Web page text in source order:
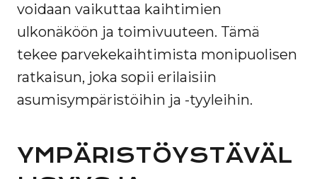
voidaan vaikuttaa kaihtimien
ulkonäköön ja toimivuuteen. Tämä
tekee parvekekaihtimista monipuolisen
ratkaisun, joka sopii erilaisiin
asumisympäristöihin ja -tyyleihin.
YMPÄRISTÖYSTÄVÄL